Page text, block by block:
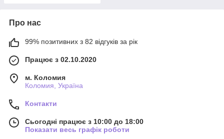
Про нас
99% позитивних з 82 відгуків за рік
Працює з 02.10.2020
м. Коломия
Коломия, Україна
Контакти
Сьогодні працює з 10:00 до 18:00
Показати весь графік роботи